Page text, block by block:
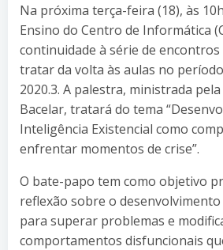
Na próxima terça-feira (18), às
Ensino do Centro de Informática
continuidade à série de
tratar da volta às aulas no
2020.3. A palestra, ministrada
Bacelar, tratará do tema
Inteligência Existencial como
enfrentar momentos de crise”.
O bate-papo tem como objetivo
reflexão sobre o
para superar problemas e
comportamentos disfuncionais